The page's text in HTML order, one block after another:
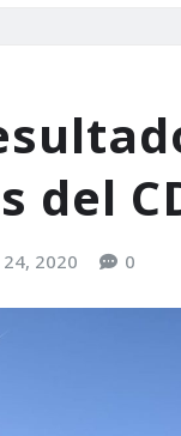
del
24, 2020 0